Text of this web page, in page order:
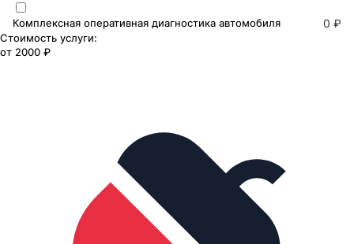
Комплексная оперативная диагностика автомобиля 0 ₽
Стоимость услуги:
от 2000 ₽